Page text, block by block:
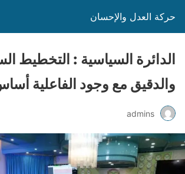
حركة العدل والإحسان
الدائرة السياسية : التخطيط
والدقيق مع وجود الفاعلية
admins